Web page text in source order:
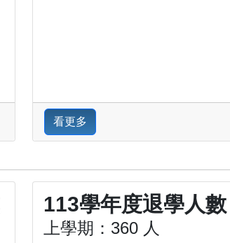
看更多
113學年度退學人數
上學期：360 人